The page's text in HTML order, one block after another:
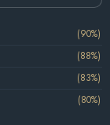
(90%)
(88%)
(83%)
(80%)